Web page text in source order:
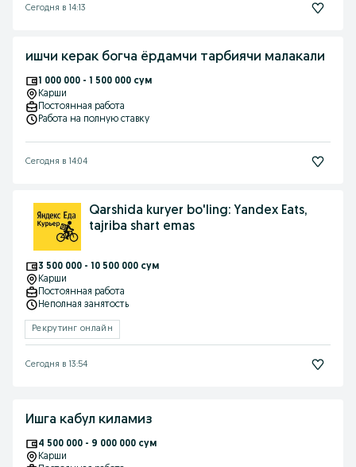
Сегодня в 14:13
ишчи керак богча ёрдамчи тарбиячи малакали
1 000 000 - 1 500 000 сум
Карши
Постоянная работа
Работа на полную ставку
Сегодня в 14:04
Qarshida kuryer bo'ling: Yandex Eats,
tajriba shart emas
3 500 000 - 10 500 000 сум
Карши
Постоянная работа
Неполная занятость
Рекрутинг онлайн
Сегодня в 13:54
Ишга кабул киламиз
4 500 000 - 9 000 000 сум
Карши